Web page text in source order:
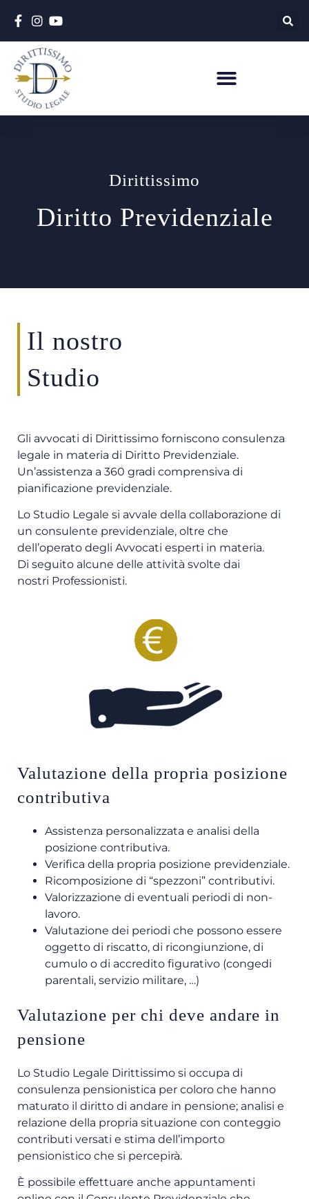
Dirittissimo
Diritto Previdenziale
Il nostro
Studio
Gli avvocati di Dirittissimo forniscono consulenza
legale in materia di Diritto Previdenziale.
Un’assistenza a 360 gradi comprensiva di
pianificazione previdenziale.
Lo Studio Legale si avvale della collaborazione di
un consulente previdenziale, oltre che
dell’operato degli Avvocati esperti in materia.
Di seguito alcune delle attività svolte dai
nostri Professionisti.
Valutazione della propria posizione
contributiva
Assistenza personalizzata e analisi della
posizione contributiva.
Verifica della propria posizione previdenziale.
Ricomposizione di “spezzoni” contributivi.
Valorizzazione di eventuali periodi di non-
lavoro.
Valutazione dei periodi che possono essere
oggetto di riscatto, di ricongiunzione, di
cumulo o di accredito figurativo (congedi
parentali, servizio militare, …)
Valutazione per chi deve andare in
pensione
Lo Studio Legale Dirittissimo si occupa di
consulenza pensionistica per coloro che hanno
maturato il diritto di andare in pensione; analisi e
relazione della propria situazione con conteggio
contributi versati e stima dell’importo
pensionistico che si percepirà.
È possibile effettuare anche appuntamenti